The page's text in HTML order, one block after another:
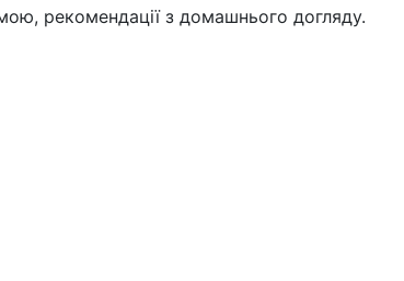
рекомендації з домашнього догляду.